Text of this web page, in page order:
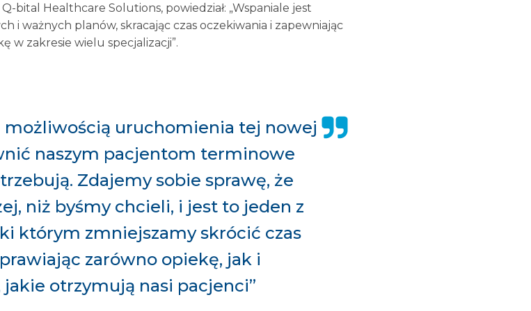
bital Healthcare Solutions, powiedział: „Wspaniale jest
i ważnych planów, skracając czas oczekiwania i zapewniając
w zakresie wielu specjalizacji”.
możliwością uruchomienia tej nowej
naszym pacjentom terminowe
Zdajemy sobie sprawę, że
niż byśmy chcieli, i jest to jeden z
którym zmniejszamy skrócić czas
zarówno opiekę, jak i
otrzymują nasi pacjenci”